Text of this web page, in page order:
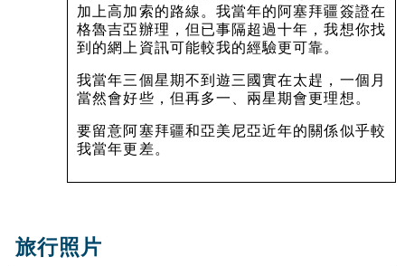
加上高加索的路線。我當年的阿塞拜疆簽證在
格魯吉亞辦理，但已事隔超過十年，我想你找
到的網上資訊可能較我的經驗更可靠。
我當年三個星期不到遊三國實在太趕，一個月
當然會好些，但再多一、兩星期會更理想。
要留意阿塞拜疆和亞美尼亞近年的關係似乎較
我當年更差。
旅行照片